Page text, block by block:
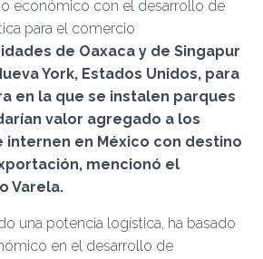
económico con el desarrollo de
para el comercio
de Oaxaca y de Singapur
York, Estados Unidos, para
en la que se instalen parques
valor agregado a los
internen en México con destino
mencionó el
Varela.
una potencia logística, ha basado
en el desarrollo de